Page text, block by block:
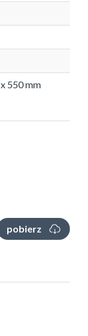
550 mm
pobierz